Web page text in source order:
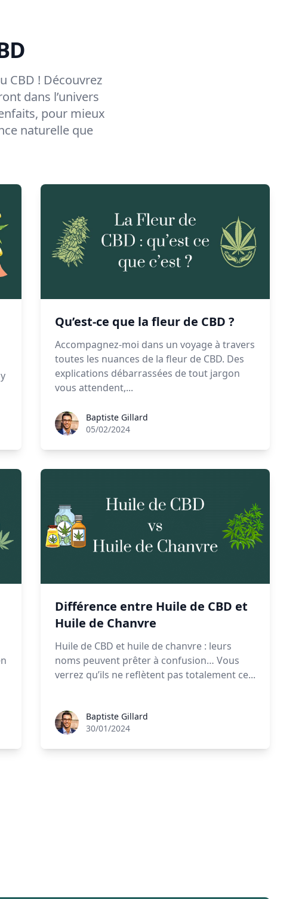
CBD ! Découvrez
dans l’univers
pour mieux
naturelle que
Qu’est-ce que la fleur de CBD ?
Accompagnez-moi dans un voyage à travers
toutes les nuances de la fleur de CBD. Des
explications débarrassées de tout jargon
vous attendent,...
Baptiste Gillard
Baptiste Gillard
05/02/2024
Différence entre Huile de CBD et
Huile de Chanvre
Huile de CBD et huile de chanvre : leurs
noms peuvent prêter à confusion… Vous
verrez qu’ils ne reflètent pas totalement ce...
Baptiste Gillard
Baptiste Gillard
30/01/2024